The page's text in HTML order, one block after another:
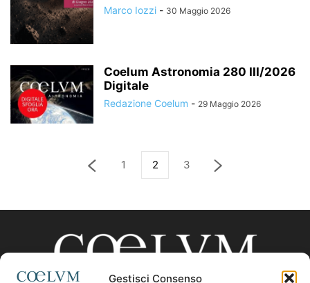
Gestisci Consenso
Marco Iozzi - 30 Maggio 2026
Coelum Astronomia 280 III/2026
Digitale
Redazione Coelum - 29 Maggio 2026
1 2 3